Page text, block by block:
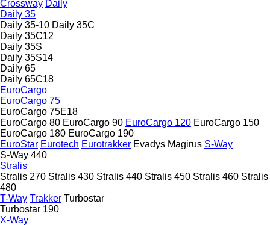
Crossway Daily
Daily 35
Daily 35-10 Daily 35C
Daily 35C12
Daily 35S
Daily 35S14
Daily 65
Daily 65C18
EuroCargo
EuroCargo 75
EuroCargo 75E18
EuroCargo 80 EuroCargo 90 EuroCargo 120 EuroCargo 150
EuroCargo 180 EuroCargo 190
EuroStar Eurotech Eurotrakker Evadys Magirus S-Way
S-Way 440
Stralis
Stralis 270 Stralis 430 Stralis 440 Stralis 450 Stralis 460 Stralis
480
T-Way Trakker Turbostar
Turbostar 190
X-Way